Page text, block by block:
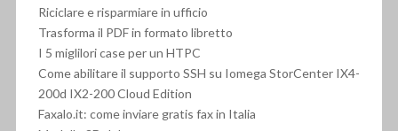
Riciclare e risparmiare in ufficio
Trasforma il PDF in formato libretto
I 5 miglilori case per un HTPC
Come abilitare il supporto SSH su Iomega StorCenter IX4-
200d IX2-200 Cloud Edition
Faxalo.it: come inviare gratis fax in Italia